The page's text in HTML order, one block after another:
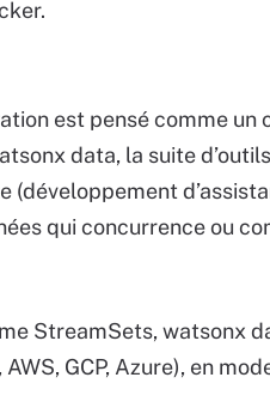
est pensé comme un
data, la suite
(développement
qui concurrence ou
StreamSets, watsonx
GCP, Azure), en